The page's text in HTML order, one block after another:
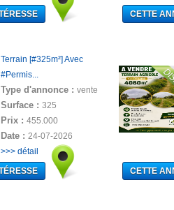
Terrain [#325m²] Avec
#Permis...
Type d'annonce : vente
Surface : 325
Prix : 455.000
Date : 24-07-2026
>>> détail